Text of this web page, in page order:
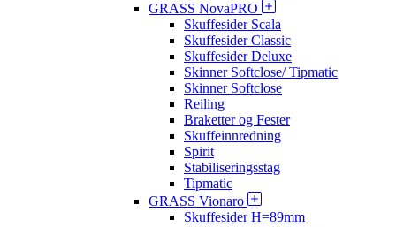
GRASS NovaPRO
Skuffesider Scala
Skuffesider Classic
Skuffesider Deluxe
Skinner Softclose/ Tipmatic
Skinner Softclose
Reiling
Braketter og Fester
Skuffeinnredning
Spirit
Stabiliseringsstag
Tipmatic
GRASS Vionaro
Skuffesider H=89mm